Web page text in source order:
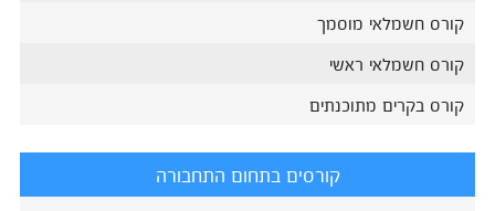
קורס חשמלאי מוסמך
קורס חשמלאי ראשי
קורס בקרים מתוכנתים
קורסים בתחום התחבורה